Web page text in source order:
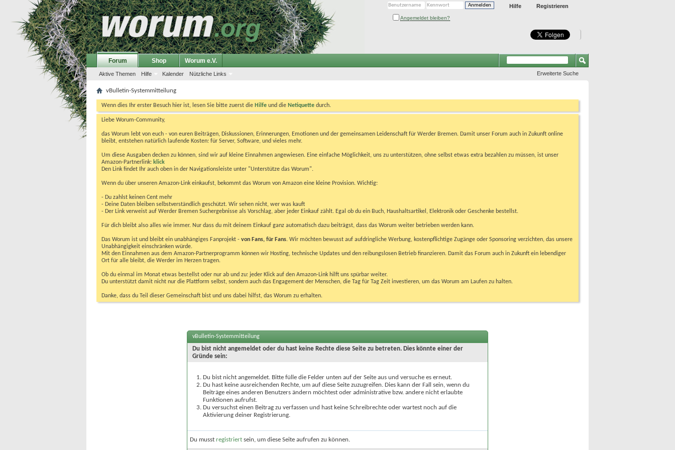
Registrieren
Hilfe
Angemeldet bleiben?
Forum
Aktive Themen Hilfe Kalender Nützliche Links
Shop Worum e.V.
Erweiterte Suche
vBulletin-Systemmitteilung
Wenn dies Ihr erster Besuch hier ist, lesen Sie bitte zuerst die Hilfe und die Netiquette durch.
Liebe Worum-Community,
das Worum lebt von euch - von euren Beiträgen, Diskussionen, Erinnerungen, Emotionen und der gemeinsamen Leidenschaft für Werder Bremen. Damit unser Forum auch in Zukunft online
bleibt, entstehen natürlich laufende Kosten: für Server, Software, und vieles mehr.
Um diese Ausgaben decken zu können, sind wir auf kleine Einnahmen angewiesen. Eine einfache Möglichkeit, uns zu unterstützen, ohne selbst etwas extra bezahlen zu müssen, ist unser
Amazon-Partnerlink: klick
Den Link findet Ihr auch oben in der Navigationsleiste unter "Unterstütze das Worum".
Wenn du über unseren Amazon-Link einkaufst, bekommt das Worum von Amazon eine kleine Provision. Wichtig:
- Du zahlst keinen Cent mehr
- Deine Daten bleiben selbstverständlich geschützt. Wir sehen nicht, wer was kauft
- Der Link verweist auf Werder Bremen Suchergebnisse als Vorschlag, aber jeder Einkauf zählt. Egal ob du ein Buch, Haushaltsartikel, Elektronik oder Geschenke bestellst.
Für dich bleibt also alles wie immer. Nur dass du mit deinem Einkauf ganz automatisch dazu beiträgst, dass das Worum weiter betrieben werden kann.
Das Worum ist und bleibt ein unabhängiges Fanprojekt - von Fans, für Fans. Wir möchten bewusst auf aufdringliche Werbung, kostenpflichtige Zugänge oder Sponsoring verzichten, das unsere
Unabhängigkeit einschränken würde.
Mit den Einnahmen aus dem Amazon-Partnerprogramm können wir Hosting, technische Updates und den reibungslosen Betrieb finanzieren. Damit das Forum auch in Zukunft ein lebendiger
Ort für alle bleibt, die Werder im Herzen tragen.
Ob du einmal im Monat etwas bestellst oder nur ab und zu: jeder Klick auf den Amazon-Link hilft uns spürbar weiter.
Du unterstützt damit nicht nur die Plattform selbst, sondern auch das Engagement der Menschen, die Tag für Tag Zeit investieren, um das Worum am Laufen zu halten.
Danke, dass du Teil dieser Gemeinschaft bist und uns dabei hilfst, das Worum zu erhalten.
vBulletin-Systemmitteilung
Du bist nicht angemeldet oder du hast keine Rechte diese Seite zu betreten. Dies könnte einer der
Gründe sein:
Du bist nicht angemeldet. Bitte fülle die Felder unten auf der Seite aus und versuche es erneut.
Du hast keine ausreichenden Rechte, um auf diese Seite zuzugreifen. Dies kann der Fall sein, wenn du
Beiträge eines anderen Benutzers ändern möchtest oder administrative bzw. andere nicht erlaubte
Funktionen aufrufst.
Du versuchst einen Beitrag zu verfassen und hast keine Schreibrechte oder wartest noch auf die
Aktivierung deiner Registrierung.
Du musst registriert sein, um diese Seite aufrufen zu können.